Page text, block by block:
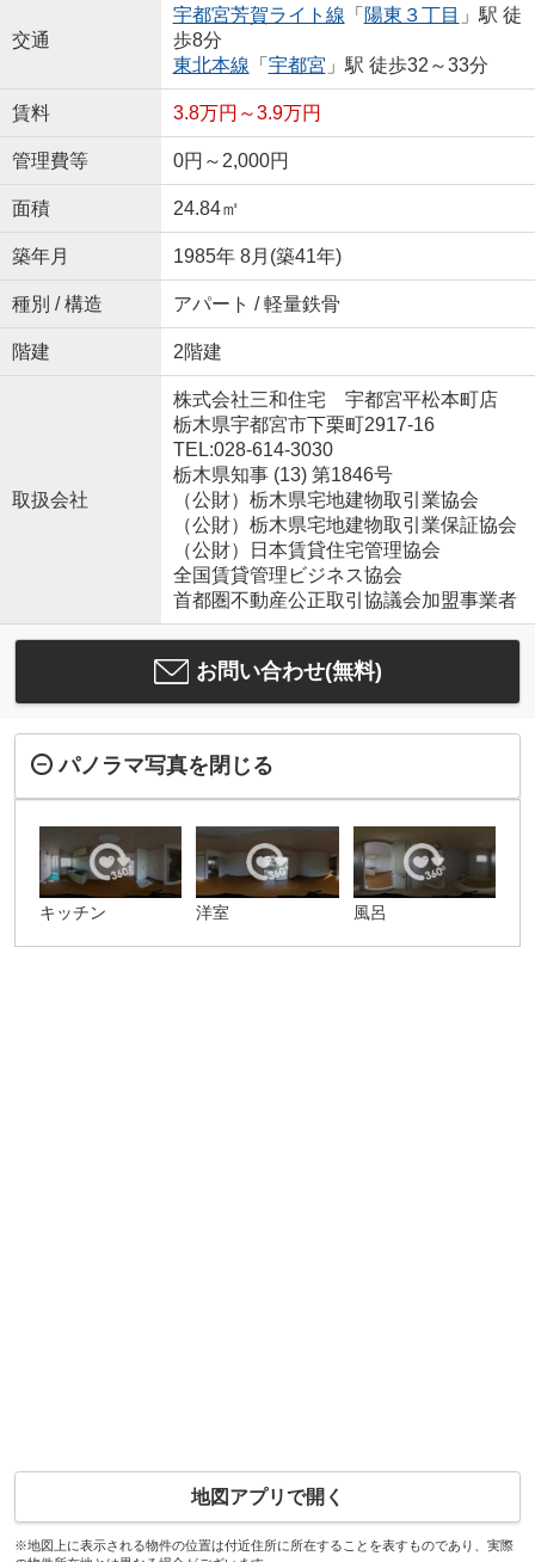
交通
宇都宮芳賀ライト線 「 陽東３丁目 」駅 徒
歩8分
東北本線 「 宇都宮 」駅 徒歩32～33分
賃料 3.8万円～3.9万円
管理費等 0円～2,000円
面積 24.84㎡
築年月 1985年 8月(築41年)
種別 / 構造 アパート / 軽量鉄骨
階建 2階建
取扱会社
株式会社三和住宅 宇都宮平松本町店
栃木県宇都宮市下栗町2917-16
TEL:028-614-3030
栃木県知事 (13) 第1846号
（公財）栃木県宅地建物取引業協会
（公財）栃木県宅地建物取引業保証協会
（公財）日本賃貸住宅管理協会
全国賃貸管理ビジネス協会
首都圏不動産公正取引協議会加盟事業者
お問い合わせ(無料)
パノラマ写真を閉じる
キッチン 洋室 風呂
地図アプリで開く
※地図上に表示される物件の位置は付近住所に所在することを表すものであり、実際